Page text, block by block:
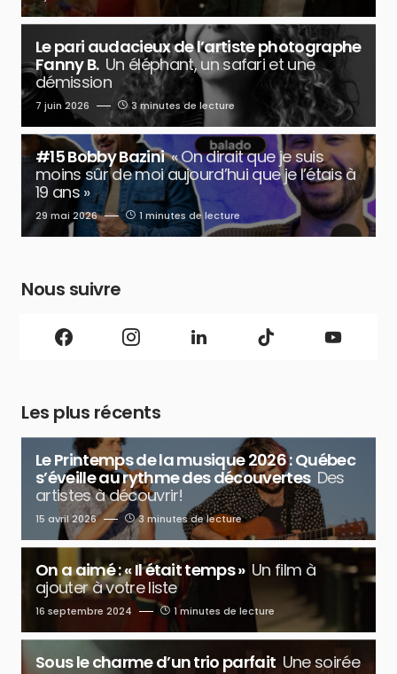
Le pari audacieux de l’artiste photographe
Fanny B. Un éléphant, un safari et une
démission
7 juin 2026 3 minutes de lecture
#15 Bobby Bazini « On dirait que je suis
moins sûr de moi aujourd’hui que je l’étais à
19 ans »
29 mai 2026 1 minutes de lecture
Nous suivre
Les plus récents
Le Printemps de la musique 2026 : Québec
s’éveille au rythme des découvertes Des
artistes à découvrir!
15 avril 2026 3 minutes de lecture
On a aimé : « Il était temps » Un film à
ajouter à votre liste
16 septembre 2024 1 minutes de lecture
Sous le charme d’un trio parfait Une soirée